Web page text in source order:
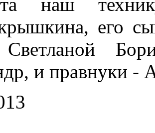
его
и правнуки -